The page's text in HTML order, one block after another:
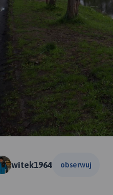
witek1964 obserwuj